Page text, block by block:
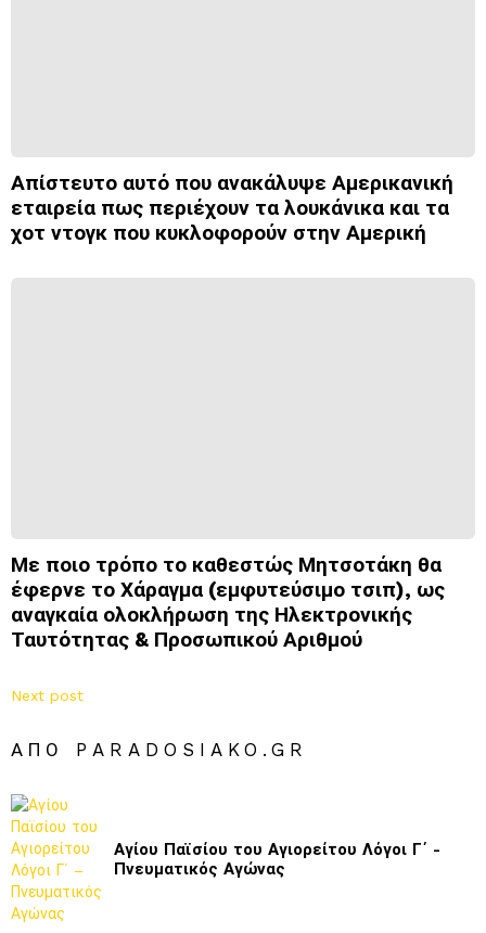
Απίστευτο αυτό που ανακάλυψε Αμερικανική
εταιρεία πως περιέχουν τα λουκάνικα και τα
χοτ ντογκ που κυκλοφορούν στην Αμερική
Με ποιο τρόπο το καθεστώς Μητσοτάκη θα
έφερνε το Χάραγμα (εμφυτεύσιμο τσιπ), ως
αναγκαία ολοκλήρωση της Ηλεκτρονικής
Ταυτότητας & Προσωπικού Αριθμού
Next post
ΑΠΌ PARADOSIAKO.GR
Αγίου Παϊσίου του Αγιορείτου Λόγοι Γ΄ -
Πνευματικός Αγώνας